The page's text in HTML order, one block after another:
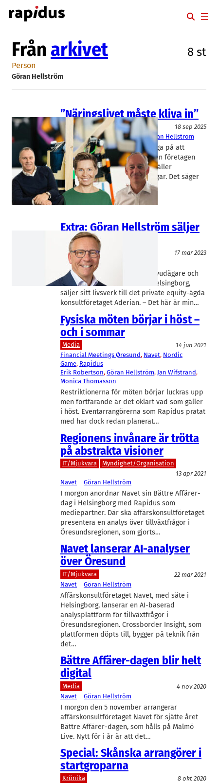
Hoppa
till
Från arkivet 8 st
Person
Göran Hellström
”Näringslivet måste kliva in”
Entreprenörskap Event
18 sep 2025
Science Center Helsingborg
Göran Hellström
Kommuner överallt är rätt dåliga på att
stimulera näringslivet. Men även företagen
har blivit för passiva när det gäller
gemensamma framtidssatsningar. Det säger
Göran Hellström,…
Extra: Göran Hellström säljer
sitt livsverk
IT/Mjukvara
17 mar 2023
Aderian, Navet
Göran Hellström, grundare, huvudägare och
vd för konsultfirman Navet i Helsingborg,
säljer sitt livsverk till det private equity-ägda
konsultföretaget Aderian. – Det här är min…
Fysiska möten börjar i höst –
och i sommar
Media
14 jun 2021
Financial Meetings Øresund, Navet, Nordic
Game, Rapidus
Erik Robertson, Göran Hellström, Jan Wifstrand
Monica Thomasson
Restriktionerna för möten börjar luckras upp
men fortfarande är det oklart vad som gäller
i höst. Eventarrangörerna som Rapidus pratat
med har dock redan planerat…
Regionens invånare är trötta
på abstrakta visioner
IT/Mjukvara
Myndighet/Organisation
13 apr 2021
Navet
Göran Hellström
I morgon anordnar Navet sin Bättre Affärer-
dag i Helsingborg med Rapidus som
mediepartner. Där ska affärskonsultföretaget
presentera en analys över tillväxtfrågor i
Öresundsregionen, som gjorts…
Navet lanserar AI-analyser
över Öresund
IT/Mjukvara
22 mar 2021
Navet
Göran Hellström
Affärskonsultföretaget Navet, med säte i
Helsingborg, lanserar en AI-baserad
analysplattform för tillväxtfrågor i
Öresundsregionen. Crossborder Insight, som
plattformen döpts till, bygger på teknik från
det…
Bättre Affärer-dagen blir helt
digital
Media
4 nov 2020
Navet
Göran Hellström
I morgon den 5 november arrangerar
affärskonsultföretaget Navet för sjätte året
Bättre Affärer-dagen, som hålls på Malmö
Live. Nytt för i år är att det…
Special: Skånska arrangörer i
startgroparna
Krönika
8 okt 2020